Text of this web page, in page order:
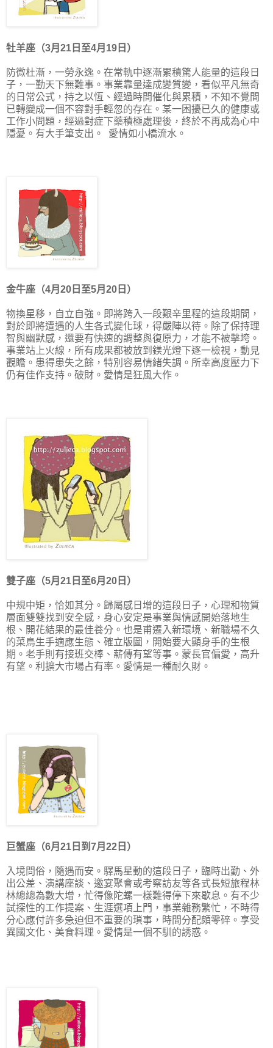
牡羊座（3月21日至4月19日）
防微杜漸，一勞永逸。在常軌中逐漸累積驚人能量的這段日
子，一勤天下無難事。事業靠量達成變質變，看似平凡無奇
的日常公式，持之以恆、經過時間催化與累積，不知不覺間
已轉變成一個不容對手輕忽的存在。某一困擾已久的健康或
工作小問題，經過對症下藥積極處理後，終於不再成為心中
隱憂。有大手筆支出。
愛情如小橋流水。
金牛座（4月20日至5月20日）
物換星移，自立自強。即將跨入一段艱辛里程的這段期間，
對於即將遭遇的人生各式變化球，得嚴陣以待。除了保持理
智與幽默感，還要有快速的調整與復原力，才能不被擊垮。
事業站上火線，所有成果都被放到鎂光燈下逐一檢視，動見
觀瞻。患得患失之餘，特別容易情緒失調。所幸高度壓力下
仍有佳作支持 。破財。愛情是狂風大作。
雙子座（5月21日至6月20日）
中規中矩，恰如其分。 歸屬感 日增的這段日子 ，心理和物質
層面雙雙找到 安全感，身心安定是事業與情感開始落地生
根、開花結果的最佳養分。也是甫遷入新環境、新職場不久
的菜鳥生手適應生態、確立版圖，開始要大顯身手的生根
期。老手則有接班交棒、薪傳有望等事。蒙長官偏愛，高升
有望。利擴大市場占有率。 愛情是一種耐久財。
巨蟹座（6月21日到7月22日）
入境問俗，隨遇而安。驛馬星動的這段日子，臨時出勤、外
出公差、演講座談、邀宴聚會或考察訪友等各式長短旅程林
林總總為數大增，忙得像陀螺一樣難得停下來歇息。 有不少
試探性的工作提案、生涯選項上門，事業雜務繁忙，不時得
分心應付許多急迫但不重要的瑣事，時間分配頗零碎。享受
異國文化、美食料理。 愛情是一個 不馴的誘惑 。